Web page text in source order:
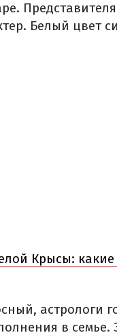
Белый цвет
Крысы:
астрологи
в